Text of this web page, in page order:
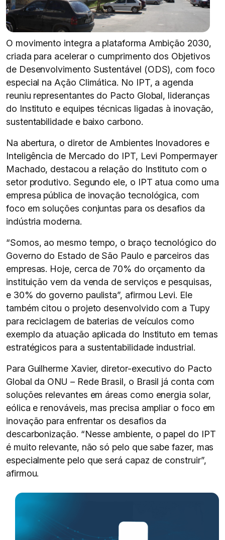
O movimento integra a plataforma Ambição 2030,
criada para acelerar o cumprimento dos Objetivos
de Desenvolvimento Sustentável (ODS), com foco
especial na Ação Climática. No IPT, a agenda
reuniu representantes do Pacto Global, lideranças
do Instituto e equipes técnicas ligadas à inovação,
sustentabilidade e baixo carbono.
Na abertura, o diretor de Ambientes Inovadores e
Inteligência de Mercado do IPT, Levi Pompermayer
Machado, destacou a relação do Instituto com o
setor produtivo. Segundo ele, o IPT atua como uma
empresa pública de inovação tecnológica, com
foco em soluções conjuntas para os desafios da
indústria moderna.
“Somos, ao mesmo tempo, o braço tecnológico do
Governo do Estado de São Paulo e parceiros das
empresas. Hoje, cerca de 70% do orçamento da
instituição vem da venda de serviços e pesquisas,
e 30% do governo paulista”, afirmou Levi. Ele
também citou o projeto desenvolvido com a Tupy
para reciclagem de baterias de veículos como
exemplo da atuação aplicada do Instituto em temas
estratégicos para a sustentabilidade industrial.
Para Guilherme Xavier, diretor-executivo do Pacto
Global da ONU – Rede Brasil, o Brasil já conta com
soluções relevantes em áreas como energia solar,
eólica e renováveis, mas precisa ampliar o foco em
inovação para enfrentar os desafios da
descarbonização. “Nesse ambiente, o papel do IPT
é muito relevante, não só pelo que sabe fazer, mas
especialmente pelo que será capaz de construir”,
afirmou.